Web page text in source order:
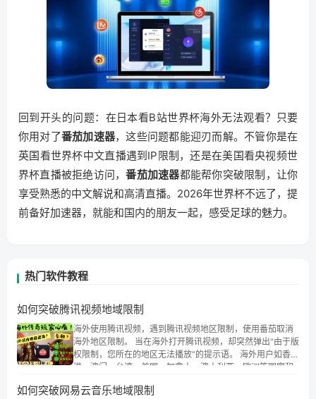
回到开头的问题：在日本看B站世界杯海外无法观看？只要
你用对了番茄加速器，这些问题都能迎刃而解。不管你是在
英国看世界杯中文直播遇到IP限制，还是在美国看央视频世
界杯直播被拒绝访问，番茄加速器都能帮你突破限制，让你
享受熟悉的中文解说和高清直播。2026年世界杯不远了，提
前备好加速器，就能和国内的朋友一起，感受足球的魅力。
热门软件教程
如何突破腾讯视频地域限制
海外使用腾讯视频，遇到腾讯视频地区限制，使用番茄取消
海外地区限制。 当在海外打开腾讯视频，却突然弹出“由于版
权限制，您所在的地区无法播放”的提示语。 海外用户如香
港、澳门、台湾、美国、加拿大、澳大利亚、欧洲等国家和
权限制问题，且仅能在中国大陆地区播放。 遇到这个问题的
如何突破网易云音乐地域限制